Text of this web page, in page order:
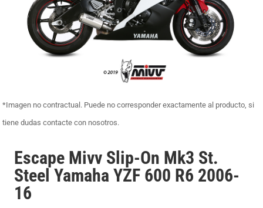
*Imagen no contractual. Puede no corresponder exactamente al producto, si
tiene dudas contacte con nosotros.
Escape Mivv Slip-On Mk3 St.
Steel Yamaha YZF 600 R6 2006-
16